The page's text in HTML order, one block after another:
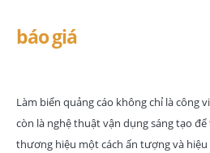
báo giá
Làm biển quảng cáo không chỉ là công
còn là nghệ thuật vận dụng sáng tạo
thương hiệu một cách ấn tượng và